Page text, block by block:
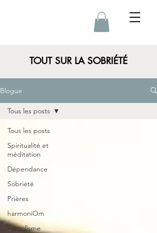
TOUT SUR LA SOBRIÉTÉ
Blogue
Tous les posts
Spiritualité et
méditation
Dépendance
Sobriété
Prières
harmoniOm
Alcoolisme
Tous les posts